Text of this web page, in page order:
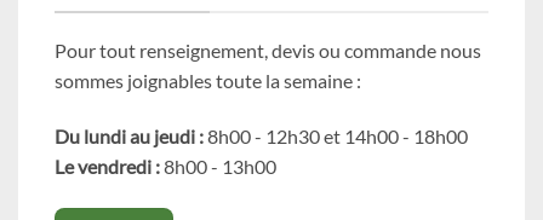
Pour tout renseignement, devis ou commande nous
sommes joignables toute la semaine :
Du lundi au jeudi :8h00 - 12h30 et 14h00 - 18h00
Le vendredi :8h00 - 13h00